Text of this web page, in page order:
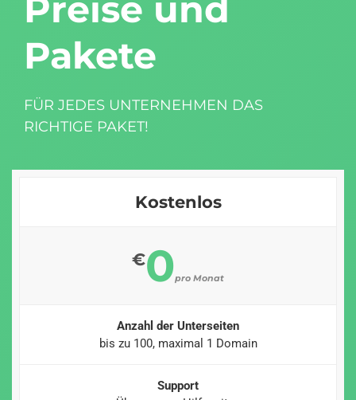
Preise und
Pakete
FÜR JEDES UNTERNEHMEN DAS
RICHTIGE PAKET!
Kostenlos
€0pro Monat
Anzahl der Unterseiten
bis zu 100, maximal 1 Domain
Support